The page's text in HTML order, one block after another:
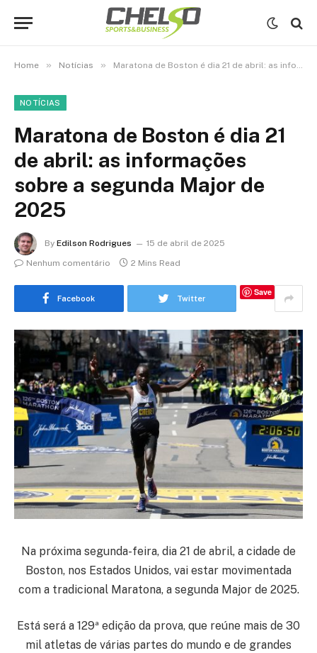
Home » Notícias » Maratona de Boston é dia 21 de abril: as informações sobre a segunda Major de 2025
NOTÍCIAS
Maratona de Boston é dia 21
de abril: as informações
sobre a segunda Major de
2025
By Edilson Rodrigues
15 de abril de 2025
Nenhum comentário
2 Mins Read
Facebook Twitter
Save
Na próxima segunda-feira, dia 21 de abril, a cidade de
Boston, nos Estados Unidos, vai estar movimentada
com a tradicional Maratona, a segunda Major de 2025.
Está será a 129ª edição da prova, que reúne mais de 30
mil atletas de várias partes do mundo e de grandes